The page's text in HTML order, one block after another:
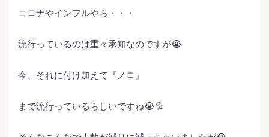
コロナやインフルやら・・・
流行っているのは重々承知なのですが😭
今、それに付け加えて『ノロ』
まで流行っているらしいですね😭💦